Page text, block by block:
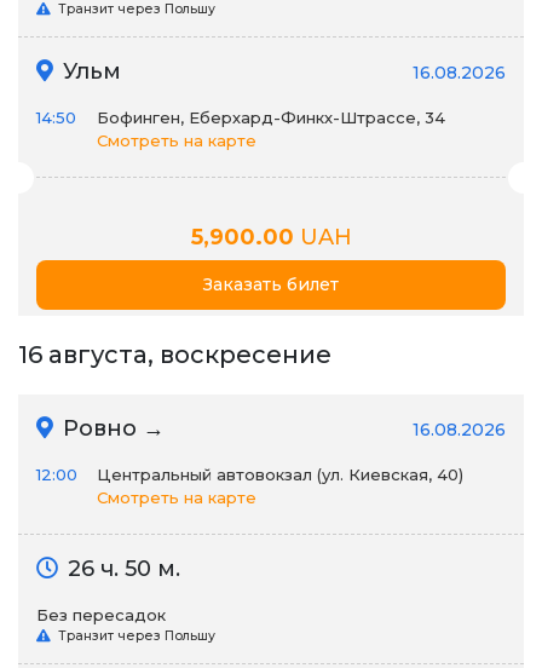
Транзит через Польшу
Ульм 16.08.2026
14:50
Бофинген, Еберхард-Финкх-Штрассе, 34
Смотреть на карте
5,900.00 UAH
Заказать билет
16 августа, воскресение
Ровно → 16.08.2026
12:00
Центральный автовокзал (ул. Киевская, 40)
Смотреть на карте
26 ч. 50 м.
Без пересадок
Транзит через Польшу